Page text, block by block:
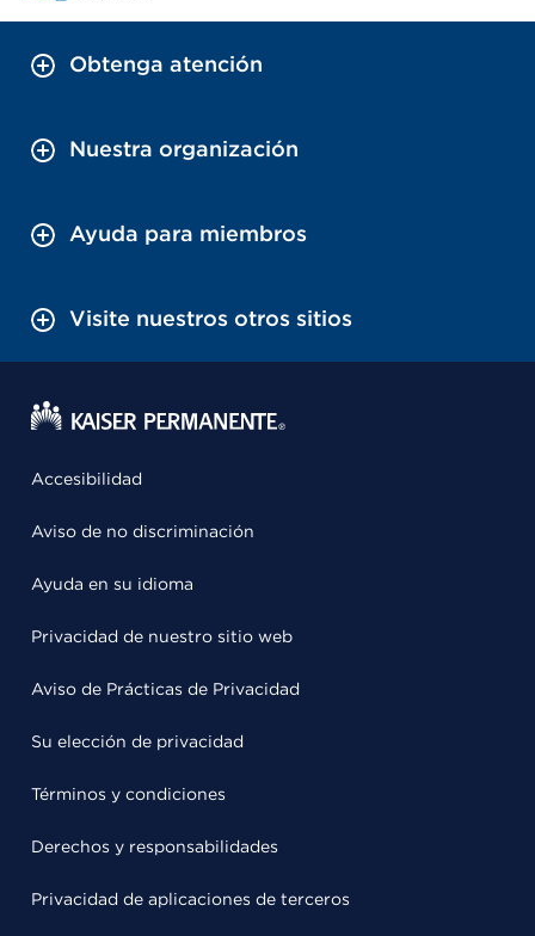
Obtenga atención
Nuestra organización
Ayuda para miembros
Visite nuestros otros sitios
Accesibilidad
Aviso de no discriminación
Ayuda en su idioma
Privacidad de nuestro sitio web
Aviso de Prácticas de Privacidad
Su elección de privacidad
Términos y condiciones
Derechos y responsabilidades
Privacidad de aplicaciones de terceros